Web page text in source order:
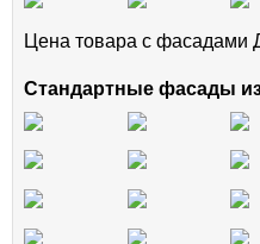
Цена товара с фасадами
Стандартные фасады